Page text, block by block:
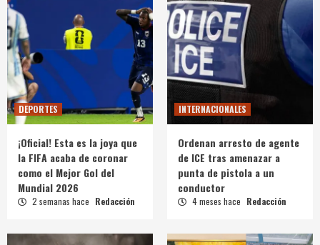
DEPORTES
¡Oficial! Esta es la joya que
la FIFA acaba de coronar
como el Mejor Gol del
Mundial 2026
2 semanas hace Redacción
INTERNACIONALES
Ordenan arresto de agente
de ICE tras amenazar a
punta de pistola a un
conductor
4 meses hace Redacción